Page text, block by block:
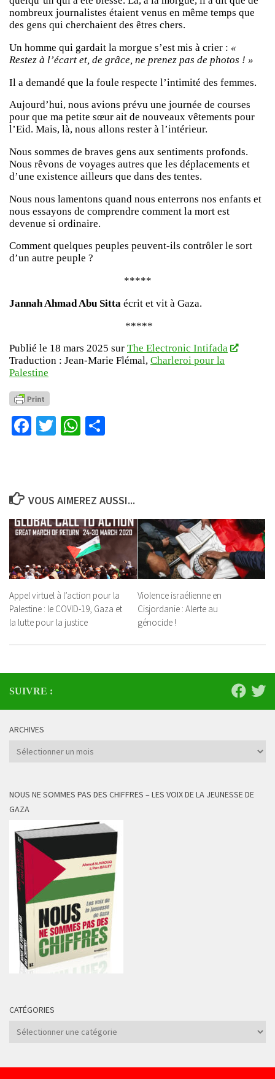
nombreux journalistes étaient venus en même temps que
des gens qui cherchaient des êtres chers.
Un homme qui gardait la morgue s’est mis à crier : «
Restez à l’écart et, de grâce, ne prenez pas de photos ! »
Il a demandé que la foule respecte l’intimité des femmes.
Aujourd’hui, nous avions prévu une journée de courses
pour que ma petite sœur ait de nouveaux vêtements pour
l’Eid. Mais, là, nous allons rester à l’intérieur.
Nous sommes de braves gens aux sentiments profonds.
Nous rêvons de voyages autres que les déplacements et
d’une existence ailleurs que dans des tentes.
Nous nous lamentons quand nous enterrons nos enfants et
nous essayons de comprendre comment la mort est
devenue si ordinaire.
Comment quelques peuples peuvent-ils contrôler le sort
d’un autre peuple ?
*****
Jannah Ahmad Abu Sitta écrit et vit à Gaza.
*****
Publié le 18 mars 2025 sur The Electronic Intifada
Traduction : Jean-Marie Flémal, Charleroi pour la
Palestine
Facebook
TwitterWhatsApp
VOUS AIMEREZ AUSSI...
Appel virtuel à l’action pour la
Palestine : le COVID-19, Gaza et
la lutte pour la justice
Violence israélienne en
Cisjordanie : Alerte au
génocide !
SUIVRE :
ARCHIVES
Archives
NOUS NE SOMMES PAS DES CHIFFRES – LES VOIX DE LA JEUNESSE DE
GAZA
CATÉGORIES
Catégories